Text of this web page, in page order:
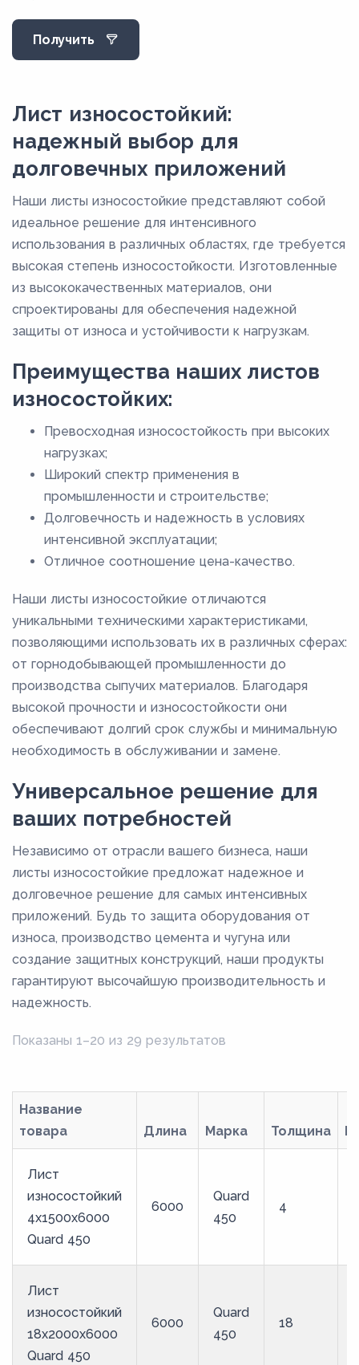
Magstrong H400
Magstrong H450
Magstrong S600MC
Magstrong W600QL
Magstrong W700
Magstrong W700QL
Magstrong W900
NM400
NM450
NM500
NM550
NM600
Quard 450
Quard 500
Quend 700
Raex 400
Raex 450
Raex 500
Raex 600
Relia 450
Sidur 400
Sidur 450
Sidur 500
Sidur 600
Получить
Лист износостойкий:
надежный выбор для
долговечных приложений
Наши листы износостойкие представляют собой
идеальное решение для интенсивного
использования в различных областях, где требуется
высокая степень износостойкости. Изготовленные
из высококачественных материалов, они
спроектированы для обеспечения надежной
защиты от износа и устойчивости к нагрузкам.
Преимущества наших листов
износостойких:
Превосходная износостойкость при высоких
нагрузках;
Широкий спектр применения в
промышленности и строительстве;
Долговечность и надежность в условиях
интенсивной эксплуатации;
Отличное соотношение цена-качество.
Наши листы износостойкие отличаются
уникальными техническими характеристиками,
позволяющими использовать их в различных сферах:
от горнодобывающей промышленности до
производства сыпучих материалов. Благодаря
высокой прочности и износостойкости они
обеспечивают долгий срок службы и минимальную
необходимость в обслуживании и замене.
Универсальное решение для
ваших потребностей
Независимо от отрасли вашего бизнеса, наши
листы износостойкие предложат надежное и
долговечное решение для самых интенсивных
приложений. Будь то защита оборудования от
износа, производство цемента и чугуна или
создание защитных конструкций, наши продукты
гарантируют высочайшую производительность и
надежность.
Показаны 1–20 из 29 результатов
Название
товара
Длина Марка Толщина
Лист
износостойкий
4x1500x6000
Quard 450
6000
Quard
450
4
Лист
износостойкий
18x2000x6000
Quard 450
6000
Quard
450
18